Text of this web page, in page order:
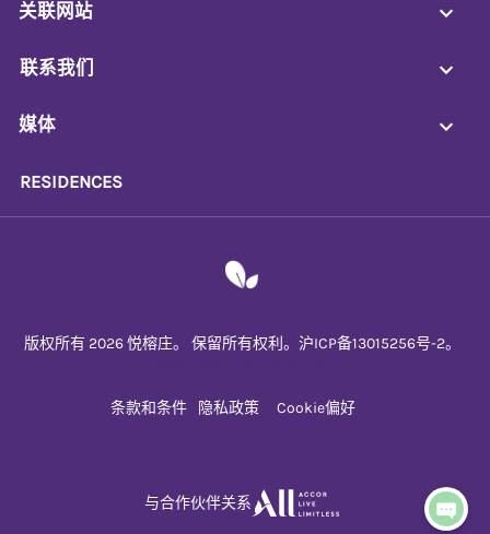
关联网站
联系我们
媒体
RESIDENCES
版权所有 2026 悦榕庄。 保留所有权利。沪ICP备13015256号-2。
条款和条件 隐私政策 Cookie偏好
与合作伙伴关系